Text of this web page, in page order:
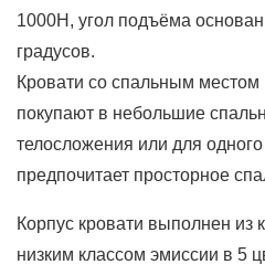
1000Н, угол подъёма
градусов.
Кровати со спальным
покупают в небольшие
телосложения или для
предпочитает просторное
Корпус кровати выполнен из
низким классом эмиссии в 5